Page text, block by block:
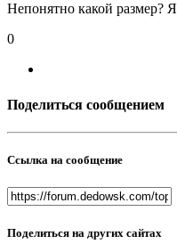
Непонятно какой размер?
0
Поделиться сообщением
Ссылка на сообщение
Поделиться на других сайтах